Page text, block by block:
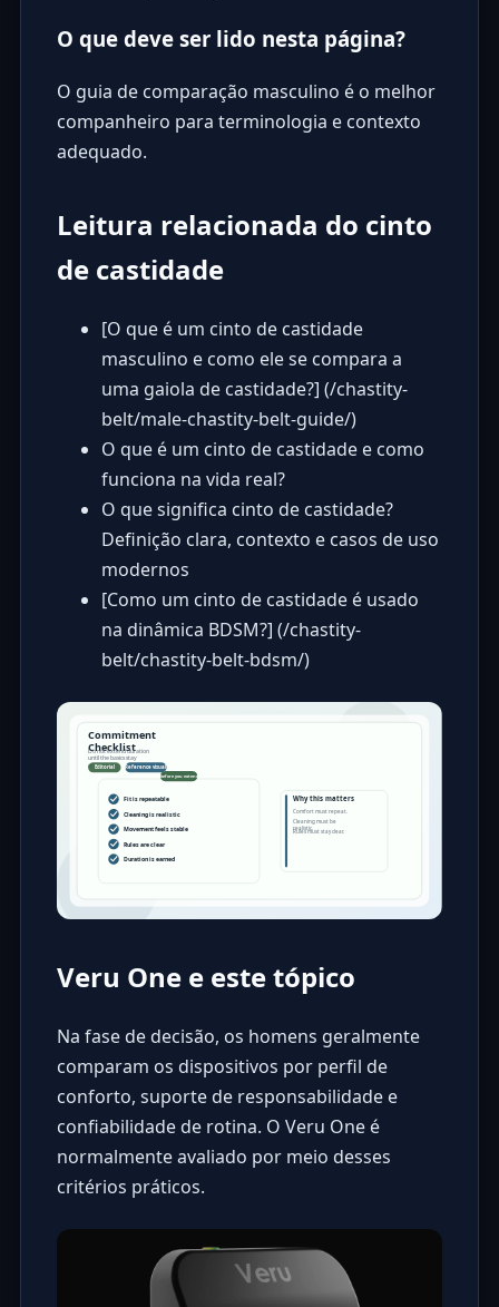
O que deve ser lido nesta página?
O guia de comparação masculino é o melhor
companheiro para terminologia e contexto
adequado.
Leitura relacionada do cinto
de castidade
[O que é um cinto de castidade
masculino e como ele se compara a
uma gaiola de castidade?] (/chastity-
belt/male-chastity-belt-guide/)
O que é um cinto de castidade e como
funciona na vida real?
O que significa cinto de castidade?
Definição clara, contexto e casos de uso
modernos
[Como um cinto de castidade é usado
na dinâmica BDSM?] (/chastity-
belt/chastity-belt-bdsm/)
Veru One e este tópico
Na fase de decisão, os homens geralmente
comparam os dispositivos por perfil de
conforto, suporte de responsabilidade e
confiabilidade de rotina. O Veru One é
normalmente avaliado por meio desses
critérios práticos.